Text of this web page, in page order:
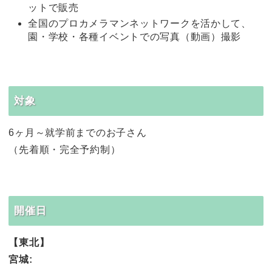
ットで販売
全国のプロカメラマンネットワークを活かして、
園・学校・各種イベントでの写真（動画）撮影
対象
6ヶ月～就学前までのお子さん
（先着順・完全予約制）
開催日
【東北】
宮城: